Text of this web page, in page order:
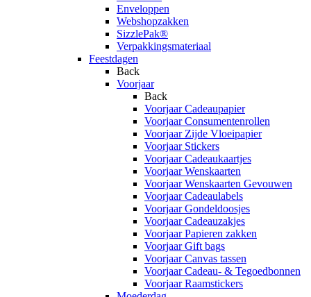
Enveloppen
Webshopzakken
SizzlePak®
Verpakkingsmateriaal
Feestdagen
Back
Voorjaar
Back
Voorjaar Cadeaupapier
Voorjaar Consumentenrollen
Voorjaar Zijde Vloeipapier
Voorjaar Stickers
Voorjaar Cadeaukaartjes
Voorjaar Wenskaarten
Voorjaar Wenskaarten Gevouwen
Voorjaar Cadeaulabels
Voorjaar Gondeldoosjes
Voorjaar Cadeauzakjes
Voorjaar Papieren zakken
Voorjaar Gift bags
Voorjaar Canvas tassen
Voorjaar Cadeau- & Tegoedbonnen
Voorjaar Raamstickers